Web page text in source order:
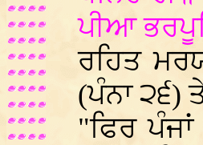
ਪੀਆ
ਰਹਿਤ
(ਪੰਨਾ ੨੬)
"ਫਿਰ